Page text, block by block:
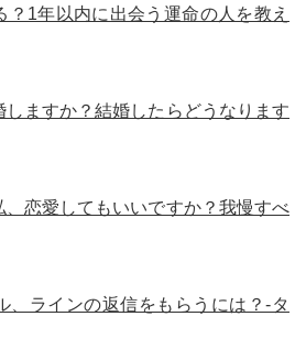
？1年以内に出会う運命の人を教え
ますか？結婚したらどうなります
、恋愛してもいいですか？我慢すべ
、ラインの返信をもらうには？-タ